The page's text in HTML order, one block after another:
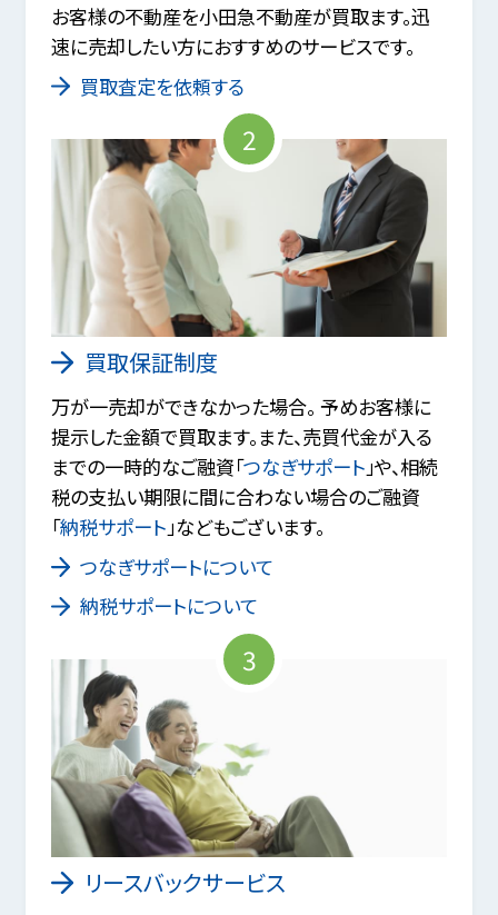
お客様の不動産を小田急不動産が買取ます。迅
速に売却したい方におすすめのサービスです。
買取査定を依頼する
2
買取保証制度
万が一売却ができなかった場合。 予めお客様に
提示した金額で買取ます。また、売買代金が入る
までの一時的なご融資「つなぎサポート」や、相続
税の支払い期限に間に合わない場合のご融資
「納税サポート」などもございます。
つなぎサポートについて
納税サポートについて
3
リースバックサービス